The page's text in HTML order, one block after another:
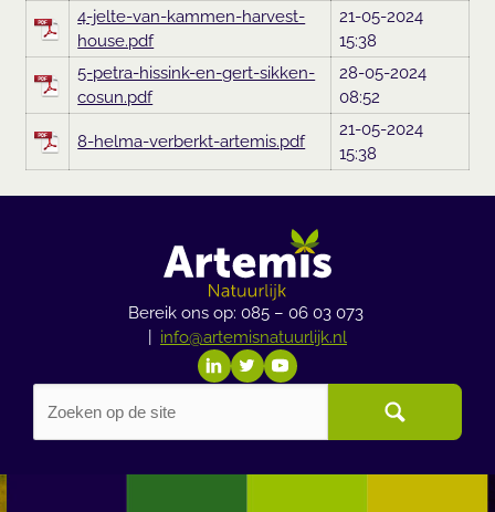
Bereik ons op: 085 – 06 03 073
info@artemisnatuurlijk.nl